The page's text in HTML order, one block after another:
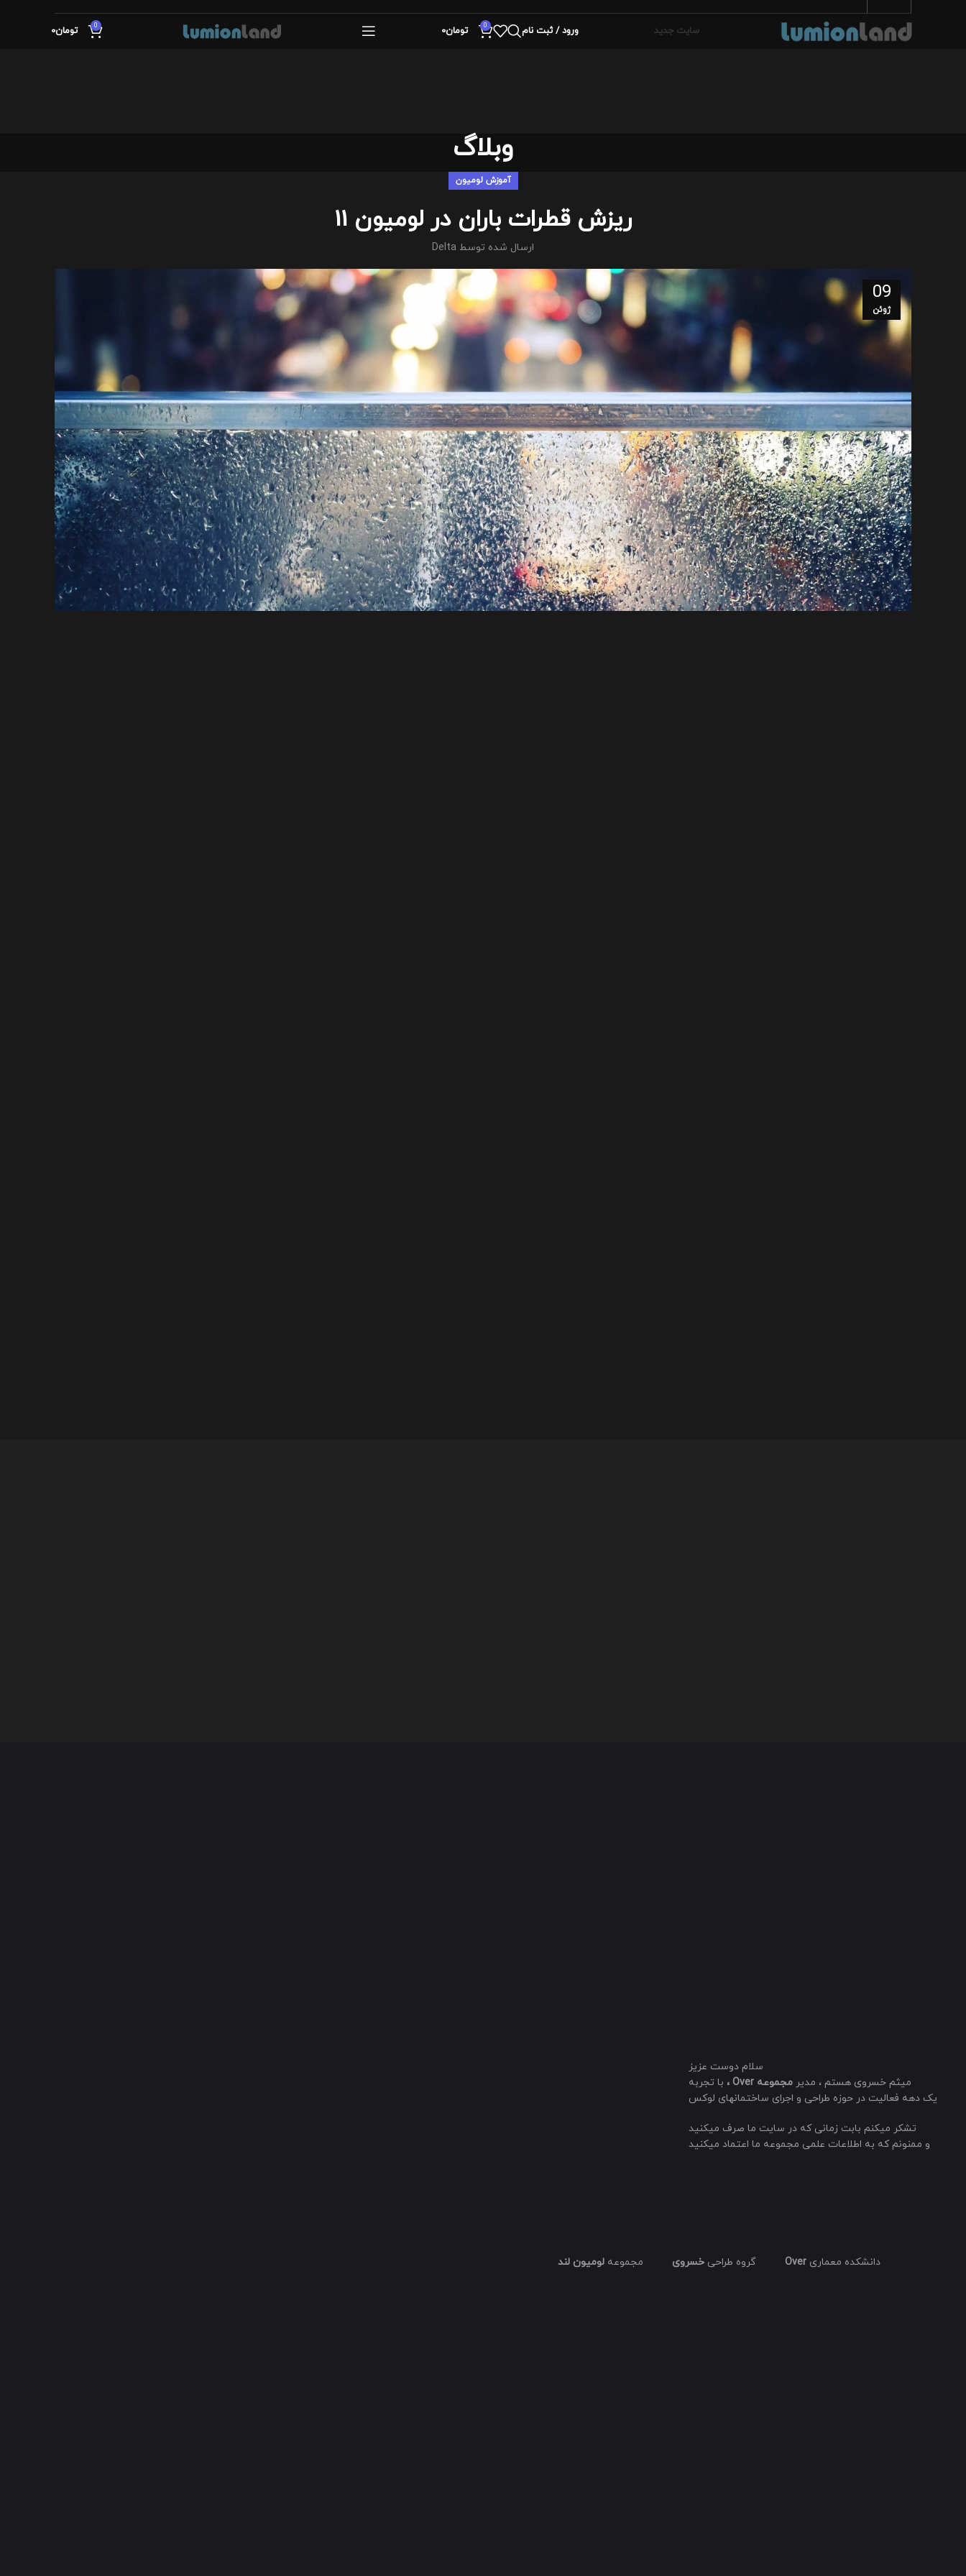
سایت جدید ورود / ثبت نام 0 تومان0
0 تومان0
وبلاگ
آموزش لومیون
ریزش قطرات باران در لومیون 11
ارسال شده توسط Delta
09
ژوئن
سلام دوست عزیز
میثم خسروی هستم ، مدیر مجموعه Over ،
با تجربه
یک دهه فعالیت در حوزه طراحی و اجرای ساختمانهای لوکس
تشکر میکنم بابت زمانی که در سایت ما صرف میکنید
و ممنونم که به اطلاعات علمی مجموعه ما اعتماد میکنید
دانشکده معماریOver گروه طراحیخسروی مجموعهلومیون لند